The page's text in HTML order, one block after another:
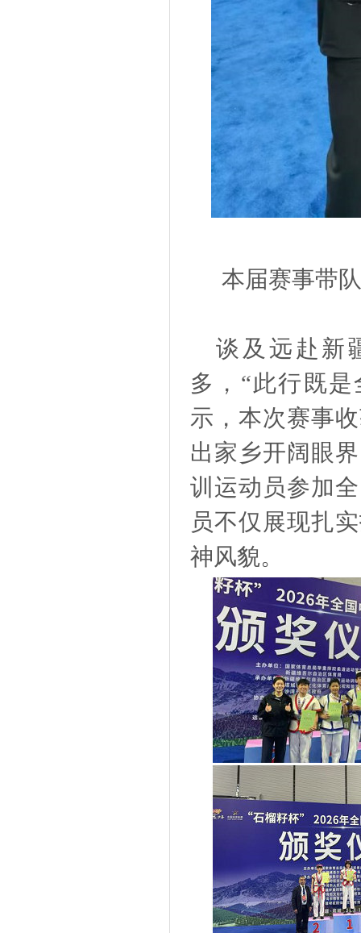
本届赛事带
谈及远赴新
多， “此行既
示，本次赛事
出家乡开阔眼
训运动员参加
员不仅展现扎
神风貌。